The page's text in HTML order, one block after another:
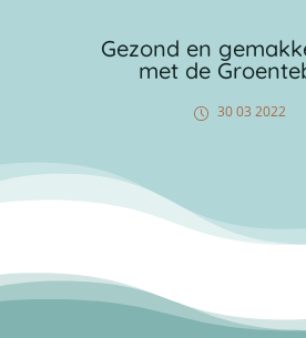
Gezond en
met de
30 03 2022